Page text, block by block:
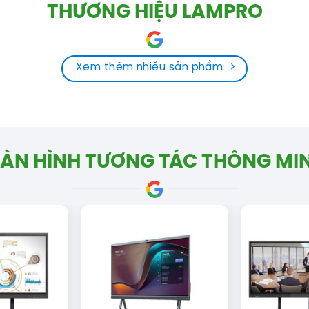
THƯƠNG HIỆU LAMPRO
Xem thêm nhiều sản phẩm
HÌNH TƯƠNG TÁC THÔNG